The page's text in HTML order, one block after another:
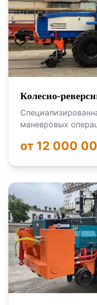
Колесно-
маневровых
от 12 000